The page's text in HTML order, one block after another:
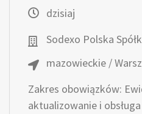
dzisiaj
Sodexo Polska
mazowieckie /
Zakres obowiązków:
aktualizowanie i